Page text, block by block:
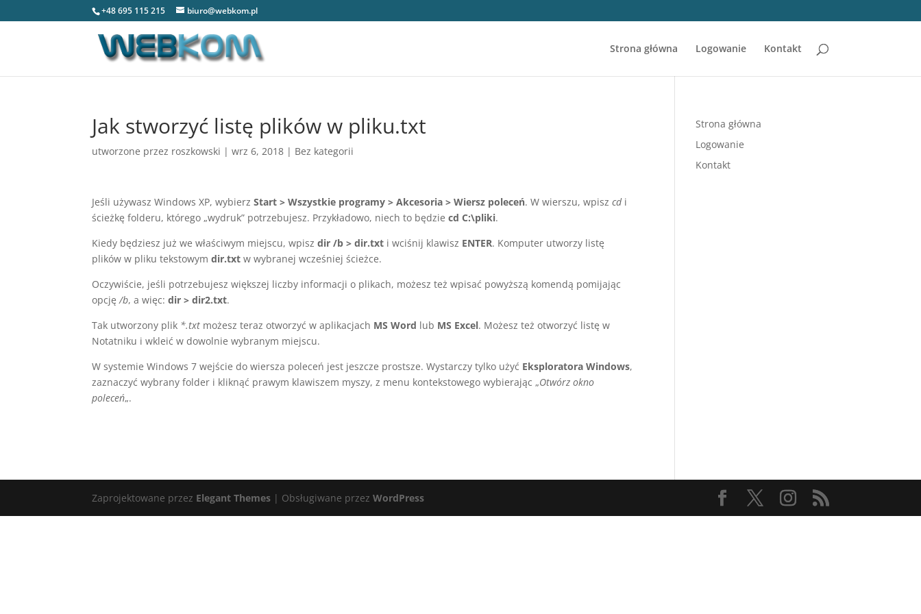
+48 695 115 215 biuro@webkom.pl
Strona główna Logowanie Kontakt
Jak stworzyć listę plików w pliku.txt
utworzone przez roszkowski |wrz 6, 2018 | Bez kategorii
Jeśli używasz Windows XP, wybierzStart > Wszystkie programy > Akcesoria > Wiersz poleceń. W wierszu, wpiszcdi
ścieżkę folderu, którego „wydruk” potrzebujesz. Przykładowo, niech to będziecd C:\pliki.
Kiedy będziesz już we właściwym miejscu, wpiszdir /b > dir.txt i wciśnij klawisz ENTER. Komputer utworzy listę
plików w pliku tekstowymdir.txt w wybranej wcześniej ścieżce.
Oczywiście, jeśli potrzebujesz większej liczby informacji o plikach, możesz też wpisać powyższą komendą pomijając
opcję/b, a więc:dir > dir2.txt.
Tak utworzony plik *.txt możesz teraz otworzyć w aplikacjach MS Word lub MS Excel. Możesz też otworzyć listę w
Notatniku i wkleić w dowolnie wybranym miejscu.
W systemie Windows 7 wejście do wiersza poleceń jest jeszcze prostsze. Wystarczy tylko użyć Eksploratora Windows,
zaznaczyć wybrany folder i kliknąć prawym klawiszem myszy, z menu kontekstowego wybierając „Otwórz okno
poleceń„.
Strona główna
Logowanie
Kontakt
Zaprojektowane przez Elegant Themes | Obsługiwane przezWordPress